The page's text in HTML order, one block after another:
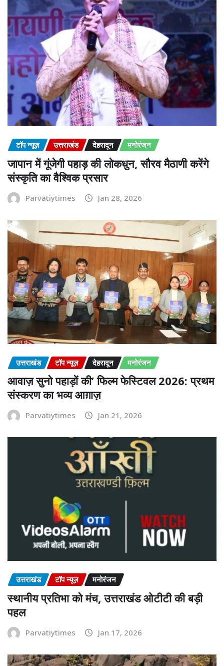
टॉप न्यूज़ उत्तराखंड देहरादून मनोरंजन
जापान में गूंजेगी पहाड़ की लोकधुन, सौरव मैठाणी करेंगे
संस्कृति का वैश्विक प्रसार
Parvatiytimes Jan 28, 2026
उत्तराखंड टॉप न्यूज़ देहरादून मनोरंजन
आवाज़ सुनो पहाड़ों की’ फिल्म फेस्टिवल 2026: प्रथम
संस्करण का भव्य आग़ाज़
Parvatiytimes Jan 21, 2026
उत्तराखंड टॉप न्यूज़ मनोरंजन
स्थानीय प्रतिभा को मंच, उत्तराखंड ओटीटी की बड़ी
पहल
Parvatiytimes Jan 17, 2026